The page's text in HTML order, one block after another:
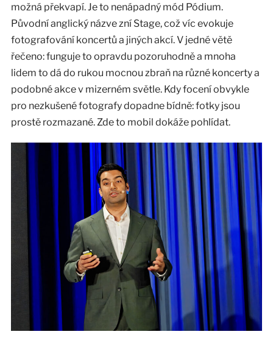
možná překvapí. Je to nenápadný mód Pódium.
Původní anglický názve zní Stage, což víc evokuje
fotografování koncertů a jiných akcí. V jedné větě
řečeno: funguje to opravdu pozoruhodně a mnoha
lidem to dá do rukou mocnou zbraň na různé koncerty a
podobné akce v mizerném světle. Kdy focení obvykle
pro nezkušené fotografy dopadne bídně: fotky jsou
prostě rozmazané. Zde to mobil dokáže pohlídat.